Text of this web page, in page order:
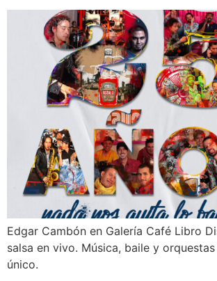
Edgar Cambón en Galería Café Libro
salsa en vivo. Música, baile y
único.